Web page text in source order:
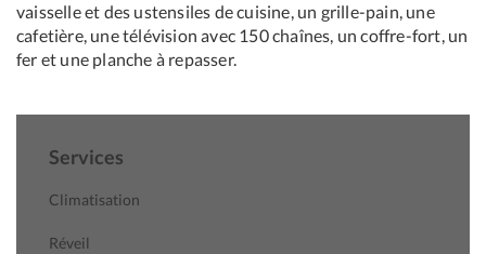
vaisselle et des ustensiles de cuisine, un grille-pain, une
cafetière, une télévision avec 150 chaînes, un coffre-fort, un
fer et une planche à repasser.
Services
Climatisation
Réveil